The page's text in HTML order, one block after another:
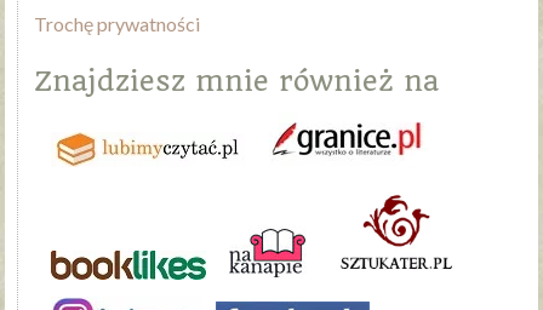
Trochę prywatności
Znajdziesz mnie również na